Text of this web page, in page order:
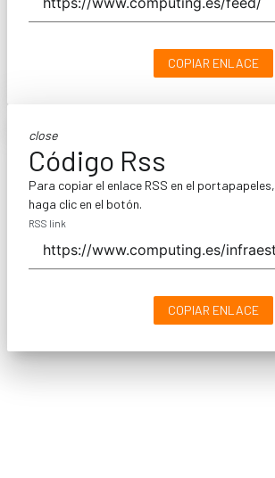
COPIAR ENLACE
close
Código Rss
Para copiar el enlace RSS en el portapapeles,
haga clic en el botón.
RSS link
COPIAR ENLACE